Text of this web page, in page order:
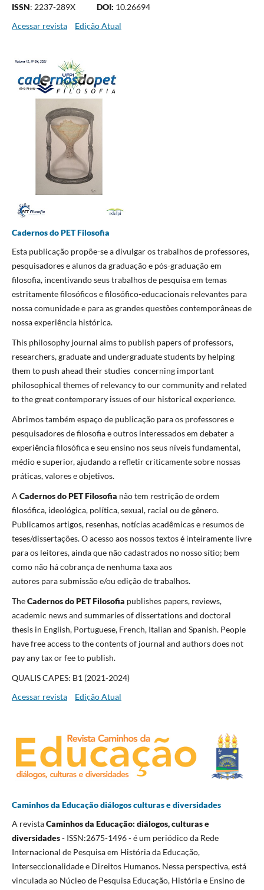
ISSN: 2237-289X DOI: 10.26694
Acessar revista
Edição Atual
Cadernos do PET Filosofia
Esta publicação propõe-se a divulgar os trabalhos de professores,
pesquisadores e alunos da graduação e pós-graduação em
filosofia, incentivando seus trabalhos de pesquisa em temas
estritamente filosóficos e filosófico-educacionais relevantes para
nossa comunidade e para as grandes questões contemporâneas de
nossa experiência histórica.
This philosophy journal aims to publish papers of professors,
researchers, graduate and undergraduate students by helping
them to push ahead their studies concerning important
philosophical themes of relevancy to our community and related
to the great contemporary issues of our historical experience.
Abrimos também espaço de publicação para os professores e
pesquisadores de filosofia e outros interessados em debater a
experiência filosófica e seu ensino nos seus níveis fundamental,
médio e superior, ajudando a refletir criticamente sobre nossas
práticas, valores e objetivos.
A Cadernos do PET Filosofia não tem restrição de ordem
filosófica, ideológica, política, sexual, racial ou de gênero.
Publicamos artigos, resenhas, notícias acadêmicas e resumos de
teses/dissertações. O acesso aos nossos textos é inteiramente livre
para os leitores, ainda que não cadastrados no nosso sítio; bem
como não há cobrança de nenhuma taxa aos
autores para submissão e/ou edição de trabalhos.
TheCadernos do PET Filosofia publishes papers, reviews,
academic news and summaries of dissertations and doctoral
thesis in English, Portuguese, French, Italian and Spanish. People
have free access to the contents of journal and authors does not
pay any tax or fee to publish.
QUALIS CAPES: B1 (2021-2024)
Acessar revista
Edição Atual
Caminhos da Educação diálogos culturas e diversidades
A revistaCaminhos da Educação: diálogos, culturas e
diversidades- ISSN:2675-1496 - é um periódico da Rede
Internacional de Pesquisa em História da Educação,
Interseccionalidade e Direitos Humanos. Nessa perspectiva, está
vinculada ao Núcleo de Pesquisa Educação, História e Ensino de